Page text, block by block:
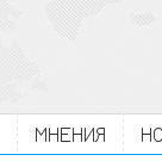
МНЕНИЯ